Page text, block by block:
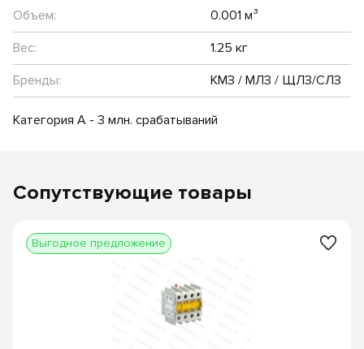
Объем:
0.001 м³
Вес:
1.25 кг
Бренды:
КМЗ / МЛЗ / ЩЛЗ/СЛЗ
Категория А - 3 млн. срабатываний
Сопутствующие товары
Выгодное предложение